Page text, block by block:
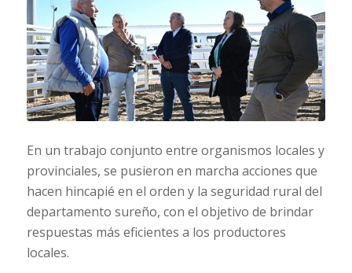
En un trabajo conjunto entre organismos locales y
provinciales, se pusieron en marcha acciones que
hacen hincapié en el orden y la seguridad rural del
departamento sureño, con el objetivo de brindar
respuestas más eficientes a los productores
locales.